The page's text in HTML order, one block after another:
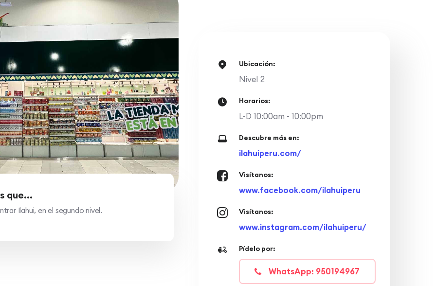
que...
Ilahui, en el segundo nivel.
Ubicación:
Nivel 2
Horarios:
L-D 10:00am - 10:00pm
Descubre más en:
ilahuiperu.com/
Visítanos:
www.facebook.com/ilahuiperu
Visítanos:
www.instagram.com/ilahuiperu/
Pídelo por:
WhatsApp: 950194967